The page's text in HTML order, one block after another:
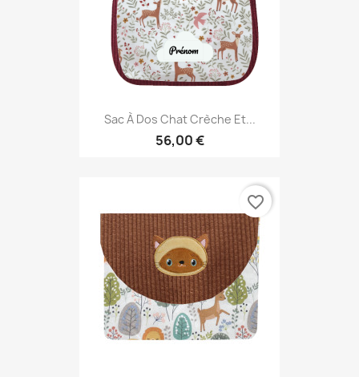
Sac À Dos Chat Crèche Et...
56,00 €
favorite_border